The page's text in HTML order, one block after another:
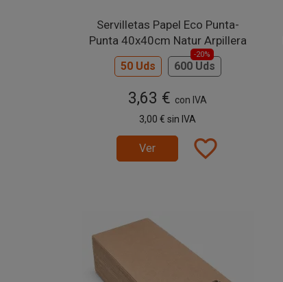
Servilletas Papel Eco Punta-
Punta 40x40cm Natur Arpillera
50 Uds 600 Uds
-20%
3,63 € con IVA
3,00 € sin IVA
Ver favorite_border